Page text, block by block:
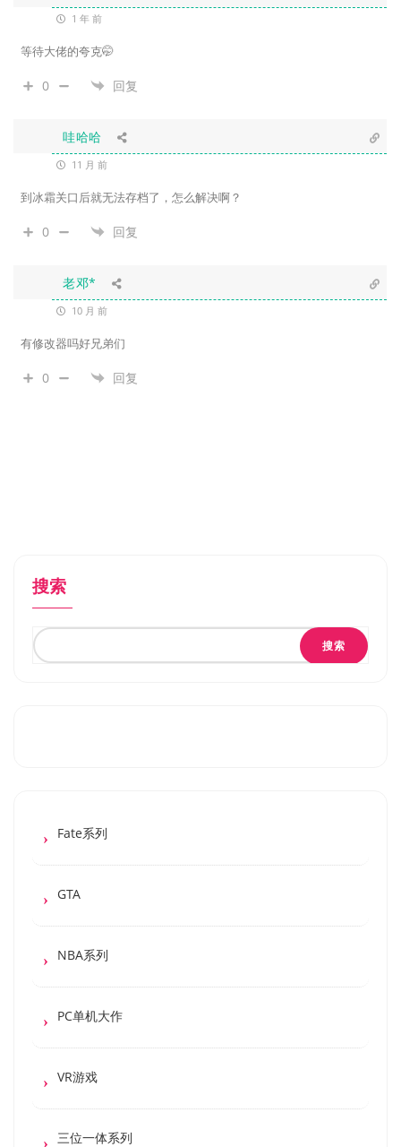
1 年 前
等待大佬的夸克🤭
0 回复
哇哈哈
11 月 前
到冰霜关口后就无法存档了，怎么解决啊？
0 回复
老邓*
10 月 前
有修改器吗好兄弟们
0 回复
搜索
搜索
Fate系列
GTA
NBA系列
PC单机大作
VR游戏
三位一体系列